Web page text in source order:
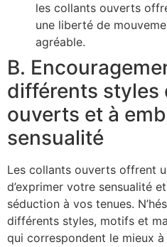
les collants ouverts
une liberté de
agréable.
B.
différents styles
ouverts et à
sensualité
Les collants ouverts offrent
d’exprimer votre sensualité
séduction à vos tenues.
différents styles, motifs et
qui correspondent le mieux